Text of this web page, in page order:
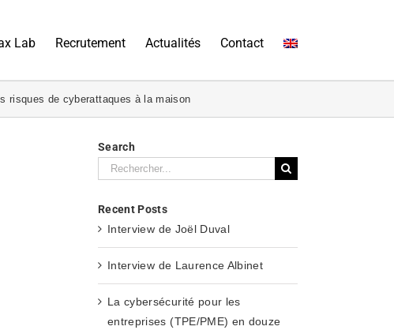
Lab Recrutement Actualités Contact
risques de cyberattaques à la maison
Search
Rechercher:
Recent Posts
Interview de Joël Duval
Interview de Laurence Albinet
La cybersécurité pour les
entreprises (TPE/PME) en douze